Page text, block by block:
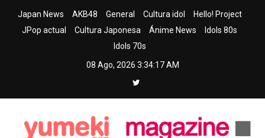
Japan News AKB48 General Cultura idol
Hello! Project
JPop actual
Cultura Japonesa Ánime News
Idols 80s
Idols 70s
08 Ago, 2026 3:34:18 AM